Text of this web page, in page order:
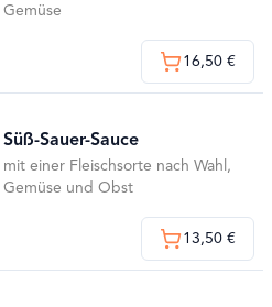
Gemüse
16,50 €
Süß-Sauer-Sauce
mit einer Fleischsorte nach Wahl,
Gemüse und Obst
13,50 €